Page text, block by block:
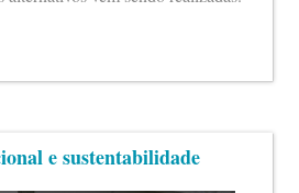
e sustentabilidade